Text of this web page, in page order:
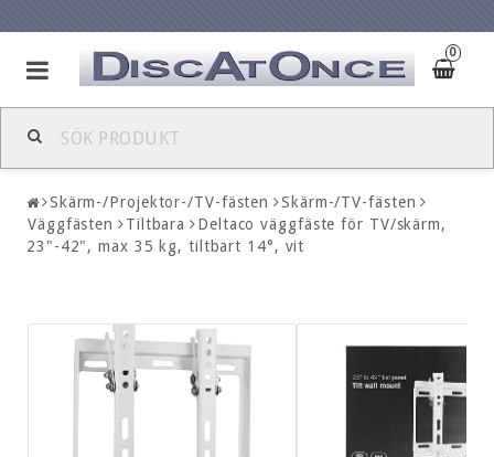
0
Skärm-/Projektor-/TV-fästen
Skärm-/TV-fästen
Väggfästen
Tiltbara
Deltaco väggfäste för TV/skärm,
23"-42", max 35 kg, tiltbart 14°, vit